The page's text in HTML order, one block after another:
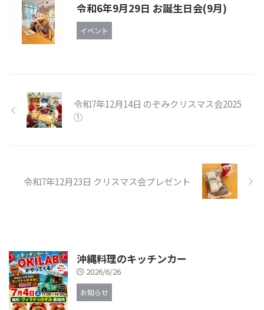
令和6年9月29日 お誕生日会(9月)
イベント
令和7年12月14日 のぞみクリスマス会2025
①
令和7年12月23日 クリスマス会プレゼント
沖縄料理のキッチンカー
2026/6/26
お知らせ